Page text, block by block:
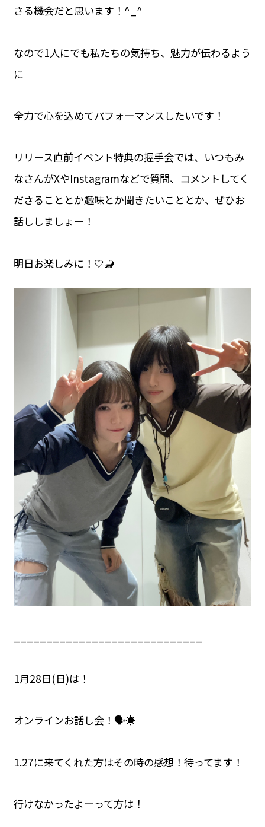
さる機会だと思います！^_^
なので1人にでも私たちの気持ち、魅力が伝わるよう
に
全力で心を込めてパフォーマンスしたいです！
リリース直前イベント特典の握手会では、いつもみ
なさんがXやInstagramなどで質問、コメントしてく
ださることとか趣味とか聞きたいこととか、ぜひお
話ししましょー！
明日お楽しみに！🤍🦂
1月28日(日)は！
オンラインお話し会！🗣️☀️
1.27に来てくれた方はその時の感想！待ってます！
行けなかったよーって方は！